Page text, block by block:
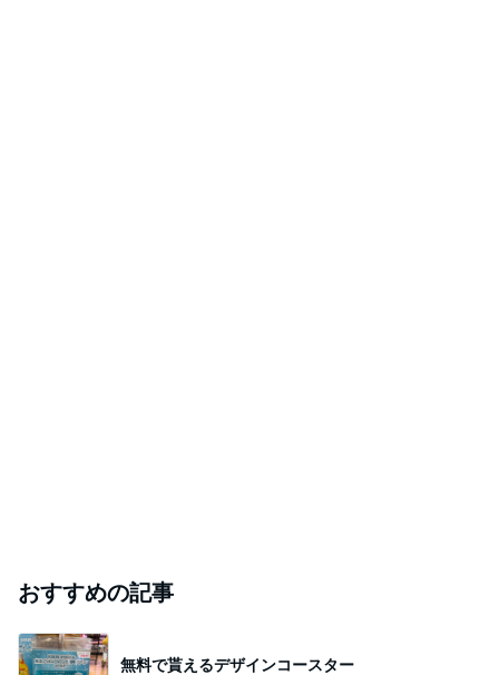
おすすめの記事
無料で貰えるデザインコースター